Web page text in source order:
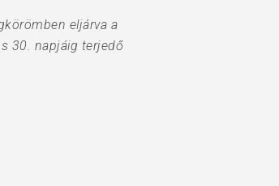
eljárva a
30. napjáig terjedő